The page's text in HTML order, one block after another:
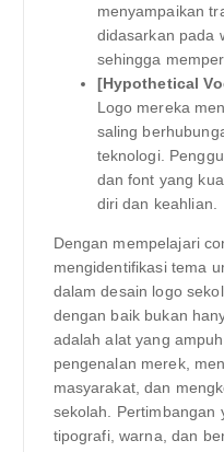
menyampaikan
didasarkan pada
sehingga
[Hypothetical
Logo mereka
saling
teknologi.
dan font yang
diri dan keahlian.
Dengan mempelajari
mengidentifikasi tema
dalam desain logo
dengan baik bukan
adalah alat yang
pengenalan merek,
masyarakat, dan
sekolah. Pertimbangan
tipografi, warna, dan